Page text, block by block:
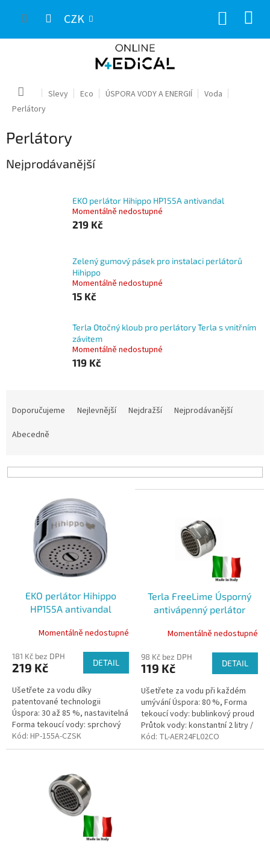
CZK
Domů Slevy Eco ÚSPORA VODY A ENERGIÍ
Voda
Perlátory
Perlátory
Nejprodávanější
EKO perlátor Hihippo HP155A antivandal
Momentálně nedostupné
219 Kč
Zelený gumový pásek pro instalaci perlátorů
Hihippo
Momentálně nedostupné
15 Kč
Terla Otočný kloub pro perlátory Terla s vnitřním
závitem
Momentálně nedostupné
119 Kč
p
Doporučujeme Nejlevnější Nejdražší
Nejprodávanější
Abecedně
EKO perlátor Hihippo
HP155A antivandal
Momentálně nedostupné
181 Kč bez DPH
219 Kč DETAIL
Ušetřete za vodu díky
patentované technologii
Úspora: 30 až 85 %, nastavitelná
Forma tekoucí vody: sprchový
proud Průtok vody: nastavitelný
1 až 10 litrů / minutu Baleno v
Kód: HP-155A-CZSK
Terla FreeLime Úsporný
antivápenný perlátor
Momentálně nedostupné
98 Kč bez DPH
119 Kč DETAIL
Ušetřete za vodu při každém
umývání Úspora: 80 %, Forma
tekoucí vody: bublinkový proud
Průtok vody: konstantní 2 litry /
minutu Odolnost vůči vodnímu
kameni: vysoce odolný
Kód: TL-AER24FL02CO